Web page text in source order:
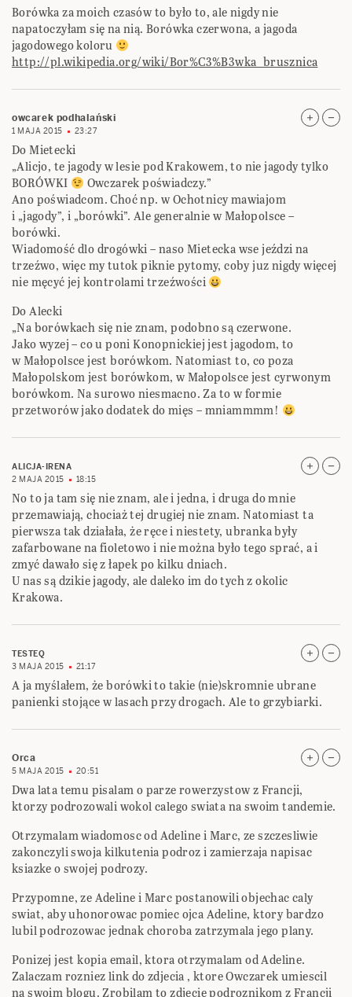
Borówka za moich czasów to było to, ale nigdy nie
napatoczyłam się na nią. Borówka czerwona, a jagoda
jagodowego koloru
http://pl.wikipedia.org/wiki/Bor%C3%B3wka_brusznica
owcarek podhalański
1 MAJA 2015 23:27
Do Mietecki
„Alicjo, te jagody w lesie pod Krakowem, to nie jagody tylko
BORÓWKI
Owczarek poświadczy.”
Ano poświadcom. Choć np. w Ochotnicy mawiajom
i „jagody”, i „borówki”. Ale generalnie w Małopolsce –
borówki.
Wiadomość dlo drogówki – naso Mietecka wse jeździ na
trzeźwo, więc my tutok piknie pytomy, coby juz nigdy więcej
nie męcyć jej kontrolami trzeźwości
Do Alecki
„Na borówkach się nie znam, podobno są czerwone.
Jako wyzej – co u poni Konopnickiej jest jagodom, to
w Małopolsce jest borówkom. Natomiast to, co poza
Małopolskom jest borówkom, w Małopolsce jest cyrwonym
borówkom. Na surowo niesmacno. Za to w formie
przetworów jako dodatek do mięs – mniammmm!
ALICJA-IRENA
2 MAJA 2015
18:15
No to ja tam się nie znam, ale i jedna, i druga do mnie
przemawiają, chociaż tej drugiej nie znam. Natomiast ta
pierwsza tak działała, że ręce i niestety, ubranka były
zafarbowane na fioletowo i nie można było tego sprać, a i
zmyć dawało się z łapek po kilku dniach.
U nas są dzikie jagody, ale daleko im do tych z okolic
Krakowa.
TESTEQ
3 MAJA 2015
21:17
A ja myślałem, że borówki to takie (nie)skromnie ubrane
panienki stojące w lasach przy drogach. Ale to grzybiarki.
Orca
5 MAJA 2015 20:51
Dwa lata temu pisalam o parze rowerzystow z Francji,
ktorzy podrozowali wokol calego swiata na swoim tandemie.
Otrzymalam wiadomosc od Adeline i Marc, ze szczesliwie
zakonczyli swoja kilkutenia podroz i zamierzaja napisac
ksiazke o swojej podrozy.
Przypomne, ze Adeline i Marc postanowili objechac caly
swiat, aby uhonorowac pomiec ojca Adeline, ktory bardzo
lubil podrozowac jednak choroba zatrzymala jego plany.
Ponizej jest kopia email, ktora otrzymalam od Adeline.
Zalaczam rozniez link do zdjecia , ktore Owczarek umiescil
na swoim blogu. Zrobilam to zdjecie podroznikom z Francji